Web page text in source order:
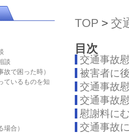
談
で困った時）
ているものを知
合）
TOP > 交
目次
交通事故
被害者に
交通事故
交通事故
慰謝料に
交通事故